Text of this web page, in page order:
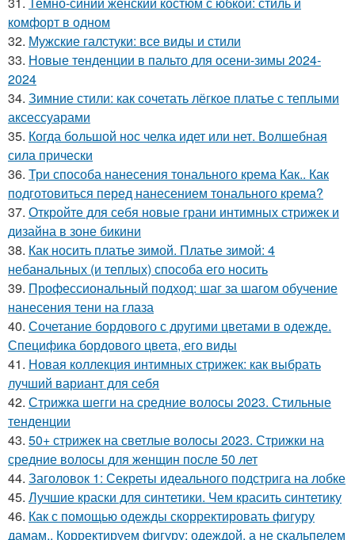
комфорт в одном
32. Мужские галстуки: все виды и стили
33. Новые тенденции в пальто для осени-зимы 2024-
2024
34. Зимние стили: как сочетать лёгкое платье с теплыми
аксессуарами
35. Когда большой нос челка идет или нет. Волшебная
сила прически
36. Три способа нанесения тонального крема Как.. Как
подготовиться перед нанесением тонального крема?
37. Откройте для себя новые грани интимных стрижек и
дизайна в зоне бикини
38. Как носить платье зимой. Платье зимой: 4
небанальных (и теплых) способа его носить
39. Профессиональный подход: шаг за шагом обучение
нанесения тени на глаза
40. Сочетание бордового с другими цветами в одежде.
Специфика бордового цвета, его виды
41. Новая коллекция интимных стрижек: как выбрать
лучший вариант для себя
42. Стрижка шегги на средние волосы 2023. Стильные
тенденции
43. 50+ стрижек на светлые волосы 2023. Стрижки на
средние волосы для женщин после 50 лет
44. Заголовок 1: Секреты идеального подстрига на лобке
45. Лучшие краски для синтетики. Чем красить синтетику
46. Как с помощью одежды скорректировать фигуру
дамам.. Корректируем фигуру: одеждой, а не скальпелем